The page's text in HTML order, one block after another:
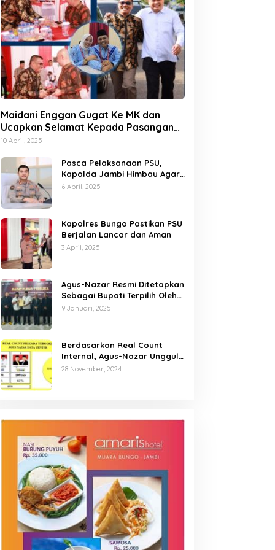
Maidani Enggan Gugat Ke MK dan
Ucapkan Selamat Kepada Pasangan
Dedy-Dayat
10 April, 2025
Pasca Pelaksanaan PSU,
Kapolda Jambi Himbau Agar
Semua Pihak Jaga Situasi
6 April, 2025
Kapolres Bungo Pastikan PSU
Berjalan Lancar dan Aman
3 April, 2025
Agus-Nazar Resmi Ditetapkan
Sebagai Bupati Terpilih Oleh
KPU Kabupaten Tebo
9 Januari, 2025
Berdasarkan Real Count
Internal, Agus-Nazar Unggul
61 Persen dari Aspan-Tono
28 November, 2024